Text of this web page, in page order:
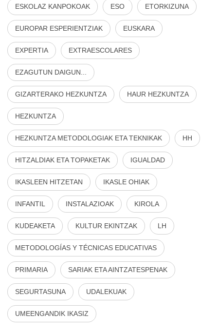
ESKOLAZ KANPOKOAK ESO ETORKIZUNA
EUROPAR ESPERIENTZIAK EUSKARA
EXPERTIA EXTRAESCOLARES
EZAGUTUN DAIGUN...
GIZARTERAKO HEZKUNTZA HAUR HEZKUNTZA
HEZKUNTZA
HEZKUNTZA METODOLOGIAK ETA TEKNIKAK HH
HITZALDIAK ETA TOPAKETAK IGUALDAD
IKASLEEN HITZETAN IKASLE OHIAK
INFANTIL INSTALAZIOAK KIROLA
KUDEAKETA KULTUR EKINTZAK LH
METODOLOGÍAS Y TÉCNICAS EDUCATIVAS
PRIMARIA SARIAK ETA AINTZATESPENAK
SEGURTASUNA UDALEKUAK
UMEENGANDIK IKASIZ